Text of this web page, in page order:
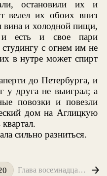
остановили их и
велел их обоих вниз
вина и холодной пищи,
есть и свое пари
с огнем им не
в нутре может спирт
до Петербурга, и
у друга не выиграл; а
повозки и повезли
дом на Аглицкую
сильно разниться.
Глава восемнадцатая